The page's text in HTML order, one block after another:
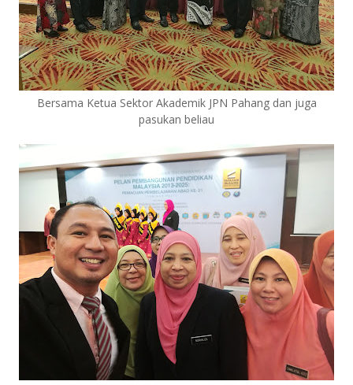
Bersama Ketua Sektor Akademik JPN Pahang dan juga
pasukan beliau